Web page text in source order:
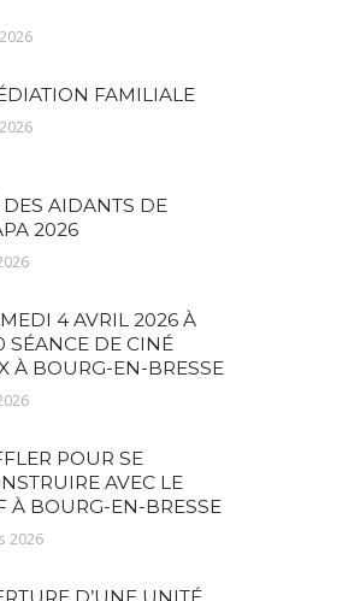
FAMILIALE
DES AIDANTS DE
2026
4 AVRIL 2026 À
SÉANCE DE CINÉ
À BOURG-EN-BRESSE
POUR SE
AVEC LE
À BOURG-EN-BRESSE
2026